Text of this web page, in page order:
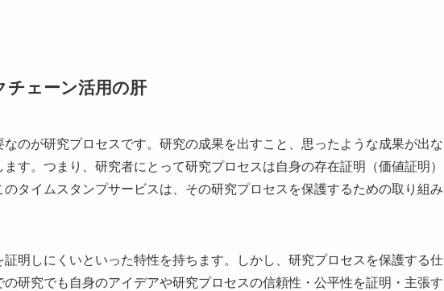
チェーン活用の肝
のが研究プロセスです。研究の成果を出すこと、思ったような成果が出な
す。つまり、研究者にとって研究プロセスは自身の存在証明（価値証明）
タイムスタンプサービスは、その研究プロセスを保護するための取り組み
明しにくいといった特性を持ちます。しかし、研究プロセスを保護する仕
研究でも自身のアイデアや研究プロセスの信頼性・公平性を証明・主張す